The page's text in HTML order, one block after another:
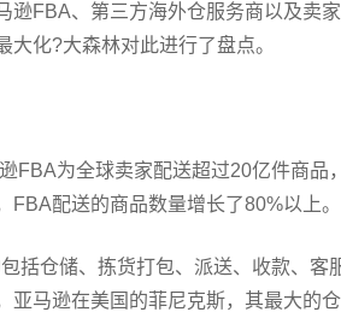
FBA、第三方海外仓服务商以及卖家
化?大森林对此进行了盘点。
FBA为全球卖家配送超过20亿件商品
配送的商品数量增长了80%以上。
括仓储、拣货打包、派送、收款、客
马逊在美国的菲尼克斯，其最大的